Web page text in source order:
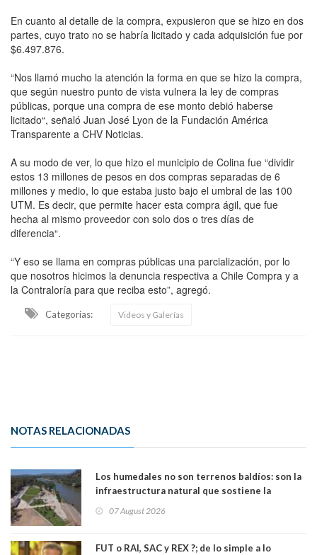
En cuanto al detalle de la compra, expusieron que se hizo en dos
partes, cuyo trato no se habría licitado y cada adquisición fue por
$6.497.876.
“Nos llamó mucho la atención la forma en que se hizo la compra,
que según nuestro punto de vista vulnera la ley de compras
públicas, porque una compra de ese monto debió haberse
licitado“, señaló Juan José Lyon de la Fundación América
Transparente a CHV Noticias.
A su modo de ver, lo que hizo el municipio de Colina fue “dividir
estos 13 millones de pesos en dos compras separadas de 6
millones y medio, lo que estaba justo bajo el umbral de las 100
UTM. Es decir, que permite hacer esta compra ágil, que fue
hecha al mismo proveedor con solo dos o tres días de
diferencia“.
“Y eso se llama en compras públicas una parcialización, por lo
que nosotros hicimos la denuncia respectiva a Chile Compra y a
la Contraloría para que reciba esto”, agregó.
Categorias: Videos y Galerías
NOTAS RELACIONADAS
Los humedales no son terrenos baldíos: son la
infraestructura natural que sostiene la
07 August 2026
FUT o RAI, SAC y REX ?; de lo simple a lo